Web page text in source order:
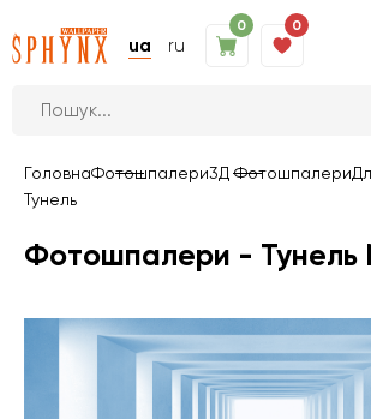
ua ru
0 0
ГоловнаФотошпалери3Д Фотошпалери
Тунель
Фотошпалери - Тунель